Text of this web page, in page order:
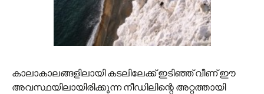
കാലാകാലങ്ങളിലായി കടലിലേക്ക് ഇടിഞ്ഞ് വീണ് ഈ
അവസ്ഥയിലായിരിക്കുന്ന നീഡിലിന്റെ അറ്റത്തായി